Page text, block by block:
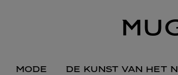
mode de kunst van het